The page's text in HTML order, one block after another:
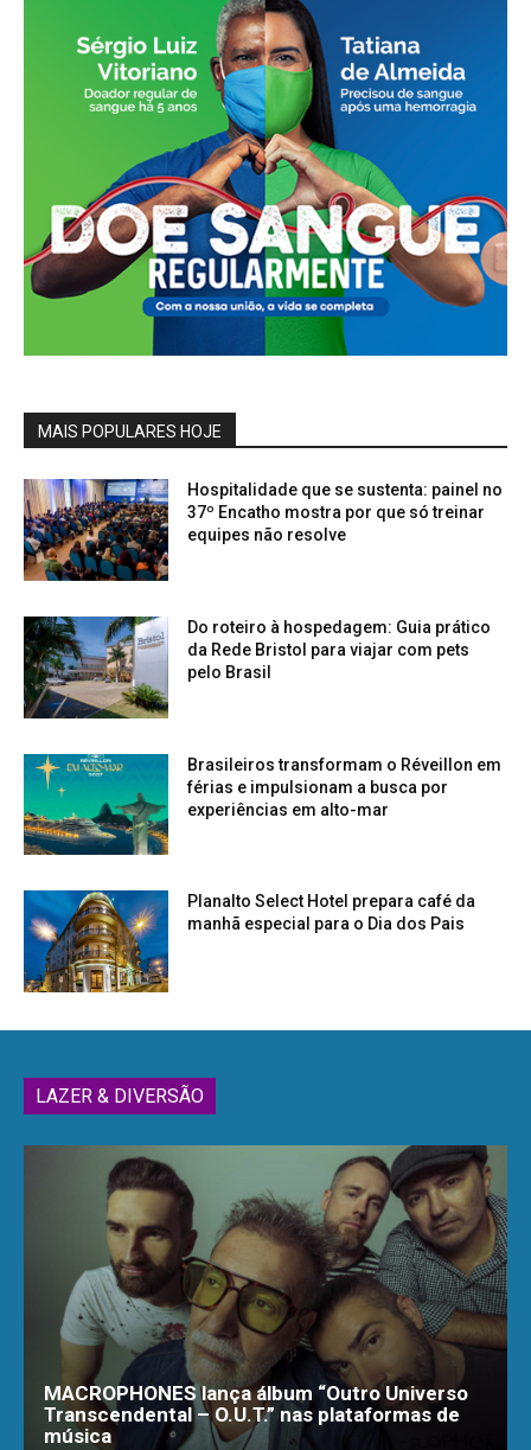
MAIS POPULARES HOJE
Hospitalidade que se sustenta: painel no
37º Encatho mostra por que só treinar
equipes não resolve
Do roteiro à hospedagem: Guia prático
da Rede Bristol para viajar com pets
pelo Brasil
Brasileiros transformam o Réveillon em
férias e impulsionam a busca por
experiências em alto-mar
Planalto Select Hotel prepara café da
manhã especial para o Dia dos Pais
LAZER & DIVERSÃO
MACROPHONES lança álbum “Outro Universo
Transcendental – O.U.T.” nas plataformas de
música